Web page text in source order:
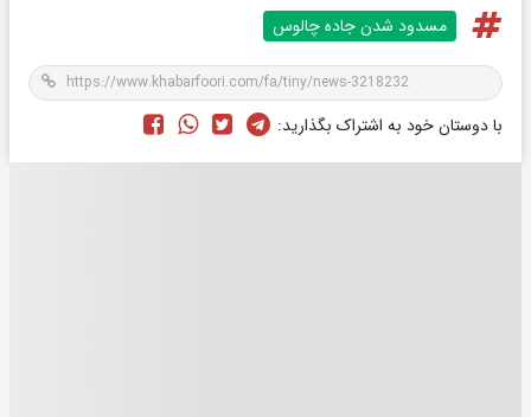
مسدود شدن جاده چالوس
با دوستان خود به اشتراک بگذارید: